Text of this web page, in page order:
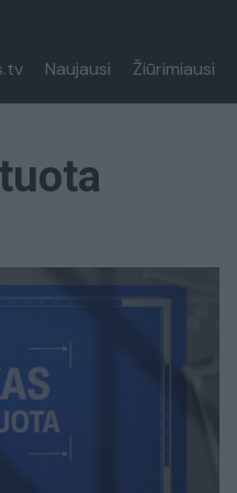
Naujausi Žiūrimiausi